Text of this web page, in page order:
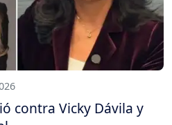
contra Vicky Dávila y